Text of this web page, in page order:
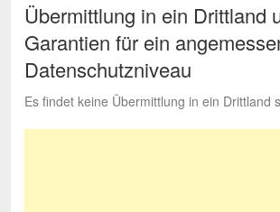
Übermittlung in ein Drittland
Garantien für ein
Datenschutzniveau
Es findet keine Übermittlung in ein Drittland